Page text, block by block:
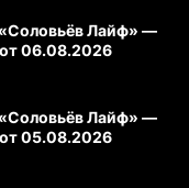
Лайф» —
06.08.2026
Лайф» —
05.08.2026